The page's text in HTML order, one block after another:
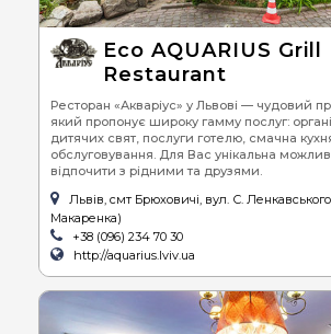
Eco AQUARIUS Grill
Restaurant
Ресторан «Акваріус» у Львові — чудовий
який пропонує широку гамму послуг:
дитячих свят, послуги готелю, смачна
обслуговування. Для Вас унікальна
відпочити з рідними та друзями.
Львів, смт Брюховичі, вул. С.
Макаренка)
+38 (096) 234 70 30
http://aquarius.lviv.ua